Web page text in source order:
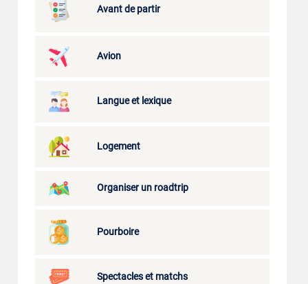
Avant de partir
Avion
Langue et lexique
Logement
Organiser un roadtrip
Pourboire
Spectacles et matchs